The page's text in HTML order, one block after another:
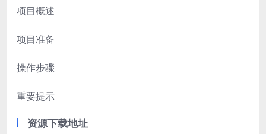
项目概述
项目准备
操作步骤
重要提示
资源下载地址